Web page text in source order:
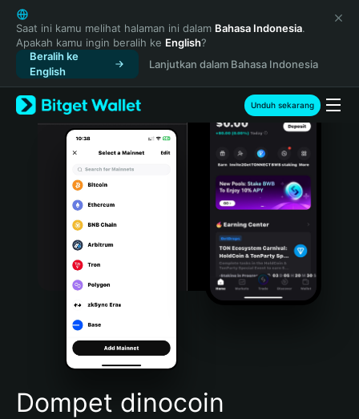
English
日本語
Tiếng Việt
Русский
Español (Latinoamérica)
Türkçe
Italiano
Português (Portugal)
Bahasa Indonesia
Português (Brasil)
Español (Argentina)
Saat ini kamu melihat halaman ini dalam Bahasa Indonesia.
Apakah kamu ingin beralih ke English?
Beralih ke
English
Lanjutkan dalam Bahasa Indonesia
Unduh sekarang
Dompet dinocoin